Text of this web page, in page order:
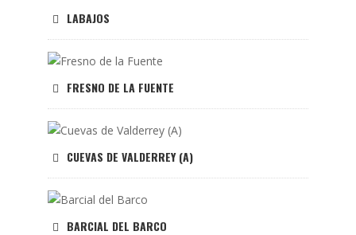
LABAJOS
FRESNO DE LA FUENTE
CUEVAS DE VALDERREY (A)
BARCIAL DEL BARCO